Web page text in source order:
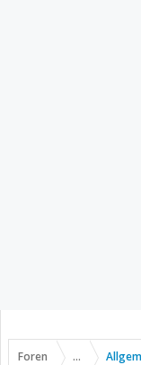
Foren ...